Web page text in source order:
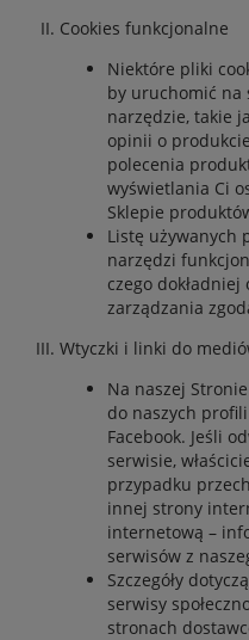
Cookies funkcjonalne
Niektóre pliki
by uruchomić na
narzędzie, takie
opinii o
polecenia
wyświetlania Ci
Sklepie
Listę używanych
narzędzi
czego
zarządzania
Wtyczki i linki do
Na naszej
do naszych
Facebook. Jeśli
serwisie,
przypadku
innej strony
internetową –
serwisów z
Szczegóły
serwisy
stronach